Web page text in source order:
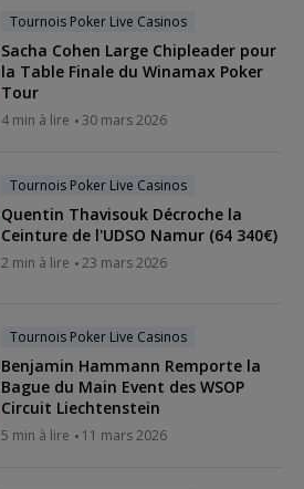
Tournois Poker Live Casinos
Sacha Cohen Large Chipleader pour
la Table Finale du Winamax Poker
Tour
4 min à lire 30 mars 2026
Tournois Poker Live Casinos
Quentin Thavisouk Décroche la
Ceinture de l'UDSO Namur (64 340€)
2 min à lire 23 mars 2026
Tournois Poker Live Casinos
Benjamin Hammann Remporte la
Bague du Main Event des WSOP
Circuit Liechtenstein
5 min à lire 11 mars 2026